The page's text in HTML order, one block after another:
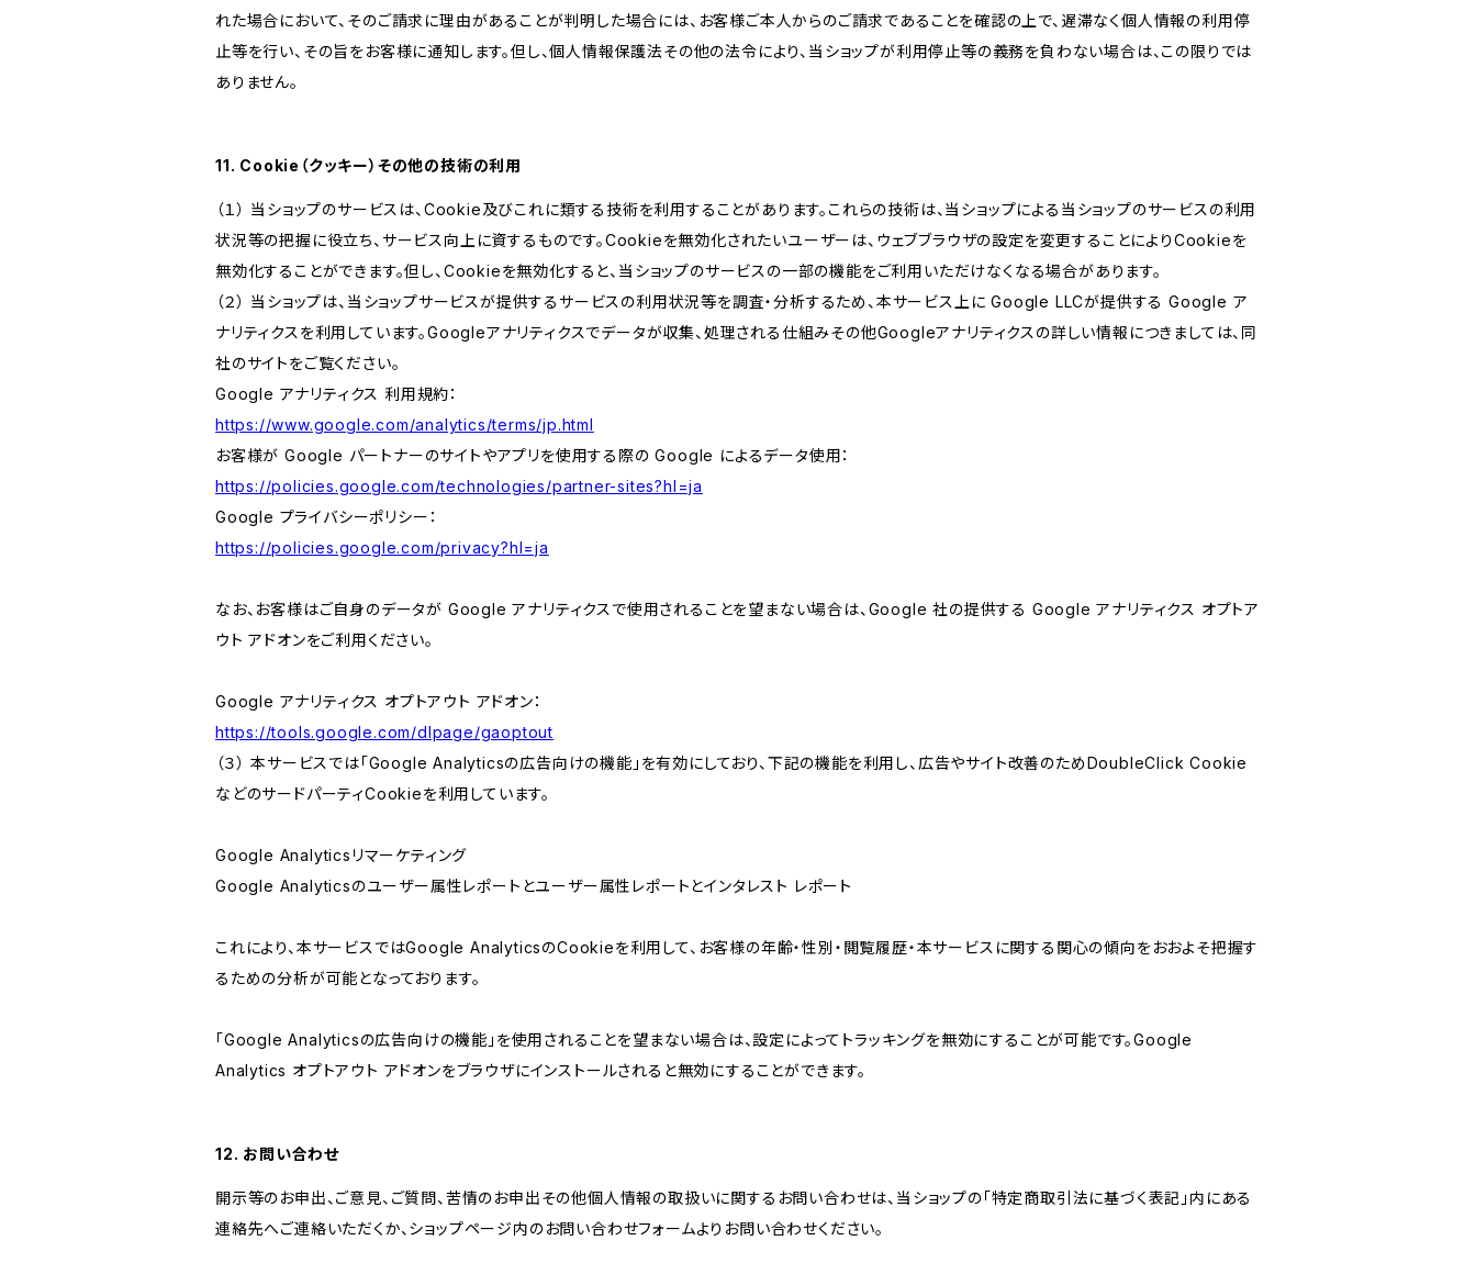
れた場合において、そのご請求に理由があることが判明した場合には、お客様ご本人からのご請求であることを確認の上で、遅滞なく個人情報の利用停
止等を行い、その旨をお客様に通知します。但し、個人情報保護法その他の法令により、当ショップが利用停止等の義務を負わない場合は、この限りでは
ありません。
11. Cookie（クッキー）その他の技術の利用
（１） 当ショップのサービスは、Cookie及びこれに類する技術を利用することがあります。これらの技術は、当ショップによる当ショップのサービスの利用
状況等の把握に役立ち、サービス向上に資するものです。Cookieを無効化されたいユーザーは、ウェブブラウザの設定を変更することによりCookieを
無効化することができます。但し、Cookieを無効化すると、当ショップのサービスの一部の機能をご利用いただけなくなる場合があります。
（２） 当ショップは、当ショップサービスが提供するサービスの利用状況等を調査・分析するため、本サービス上に Google LLCが提供する Google ア
ナリティクスを利用しています。Googleアナリティクスでデータが収集、処理される仕組みその他Googleアナリティクスの詳しい情報につきましては、同
社のサイトをご覧ください。
Google アナリティクス 利用規約：
https://www.google.com/analytics/terms/jp.html
お客様が Google パートナーのサイトやアプリを使用する際の Google によるデータ使用：
https://policies.google.com/technologies/partner-sites?hl=ja
Google プライバシーポリシー：
https://policies.google.com/privacy?hl=ja
なお、お客様はご自身のデータが Google アナリティクスで使用されることを望まない場合は、Google 社の提供する Google アナリティクス オプトア
ウト アドオンをご利用ください。
Google アナリティクス オプトアウト アドオン：
https://tools.google.com/dlpage/gaoptout
（３） 本サービスでは「Google Analyticsの広告向けの機能」を有効にしており、下記の機能を利用し、広告やサイト改善のためDoubleClick Cookie
などのサードパーティCookieを利用しています。
Google Analyticsリマーケティング
Google Analyticsのユーザー属性レポートとユーザー属性レポートとインタレスト レポート
これにより、本サービスではGoogle AnalyticsのCookieを利用して、お客様の年齢・性別・閲覧履歴・本サービスに関する関心の傾向をおおよそ把握す
るための分析が可能となっております。
「Google Analyticsの広告向けの機能」を使用されることを望まない場合は、設定によってトラッキングを無効にすることが可能です。Google
Analytics オプトアウト アドオンをブラウザにインストールされると無効にすることができます。
12. お問い合わせ
開示等のお申出、ご意見、ご質問、苦情のお申出その他個人情報の取扱いに関するお問い合わせは、当ショップの「特定商取引法に基づく表記」内にある
連絡先へご連絡いただくか、ショップページ内のお問い合わせフォームよりお問い合わせください。